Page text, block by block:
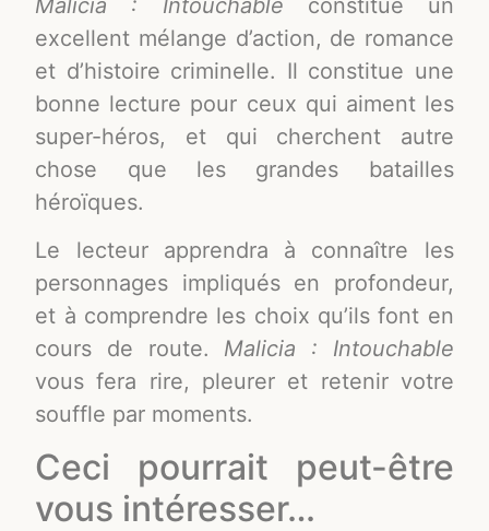
Malicia : Intouchable constitue un
excellent mélange d’action, de romance
et d’histoire criminelle. Il constitue une
bonne lecture pour ceux qui aiment les
super-héros, et qui cherchent autre
chose que les grandes batailles
héroïques.
Le lecteur apprendra à connaître les
personnages impliqués en profondeur,
et à comprendre les choix qu’ils font en
cours de route. Malicia : Intouchable
vous fera rire, pleurer et retenir votre
souffle par moments.
Ceci pourrait peut-être
vous intéresser…